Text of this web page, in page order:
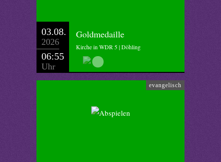
03.08.
2026
06:55
Uhr
Goldmedaille
Kirche in WDR 5 | Döhling
evangelisch